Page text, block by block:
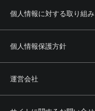
個人情報に対する取り組み
個人情報保護方針
運営会社